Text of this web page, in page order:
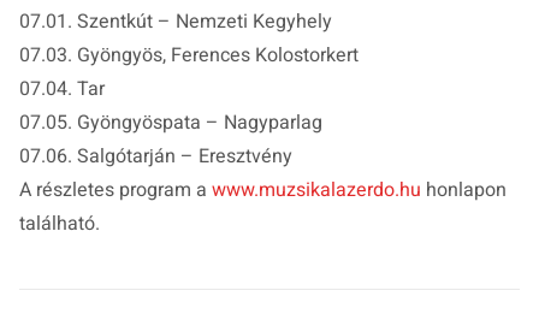
07.01. Szentkút – Nemzeti Kegyhely
07.03. Gyöngyös, Ferences Kolostorkert
07.04. Tar
07.05. Gyöngyöspata – Nagyparlag
07.06. Salgótarján – Eresztvény
A részletes program a www.muzsikalazerdo.hu honlapon
található.